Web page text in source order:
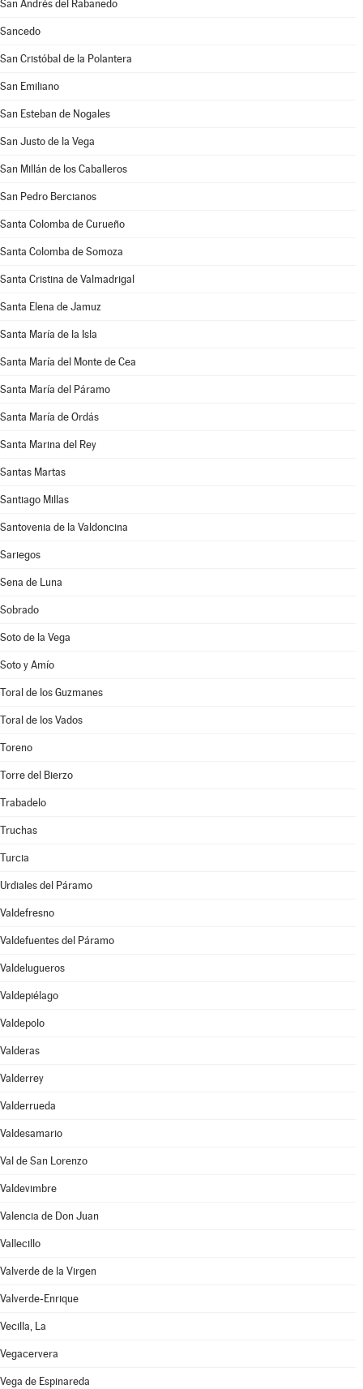
San Andrés del Rabanedo
Sancedo
San Cristóbal de la Polantera
San Emiliano
San Esteban de Nogales
San Justo de la Vega
San Millán de los Caballeros
San Pedro Bercianos
Santa Colomba de Curueño
Santa Colomba de Somoza
Santa Cristina de Valmadrigal
Santa Elena de Jamuz
Santa María de la Isla
Santa María del Monte de Cea
Santa María del Páramo
Santa María de Ordás
Santa Marina del Rey
Santas Martas
Santiago Millas
Santovenia de la Valdoncina
Sariegos
Sena de Luna
Sobrado
Soto de la Vega
Soto y Amío
Toral de los Guzmanes
Toral de los Vados
Toreno
Torre del Bierzo
Trabadelo
Truchas
Turcia
Urdiales del Páramo
Valdefresno
Valdefuentes del Páramo
Valdelugueros
Valdepiélago
Valdepolo
Valderas
Valderrey
Valderrueda
Valdesamario
Val de San Lorenzo
Valdevimbre
Valencia de Don Juan
Vallecillo
Valverde de la Virgen
Valverde-Enrique
Vecilla, La
Vegacervera
Vega de Espinareda